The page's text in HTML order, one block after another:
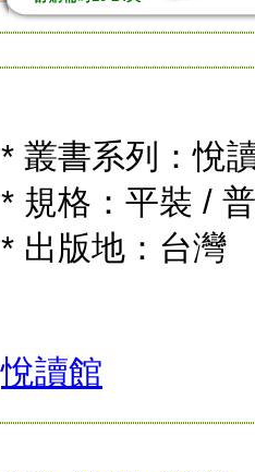
* 叢書系列：悅
* 規格：平裝 /
* 出版地：台灣
悅讀館